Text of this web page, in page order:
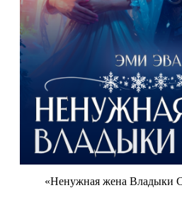
«Ненужная жена Владыки